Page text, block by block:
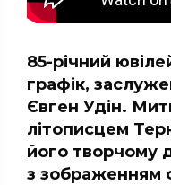
85-річний
графік,
Євген Удін.
літописцем
його творчому
з зображенням